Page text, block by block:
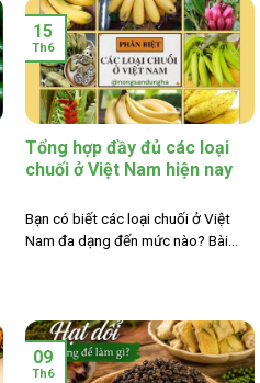
Tổng hợp đầy đủ các loại
chuối ở Việt Nam hiện nay
Bạn có biết các loại chuối ở Việt
Nam đa dạng đến mức nào? Bài...
15
Th6
09
Th6